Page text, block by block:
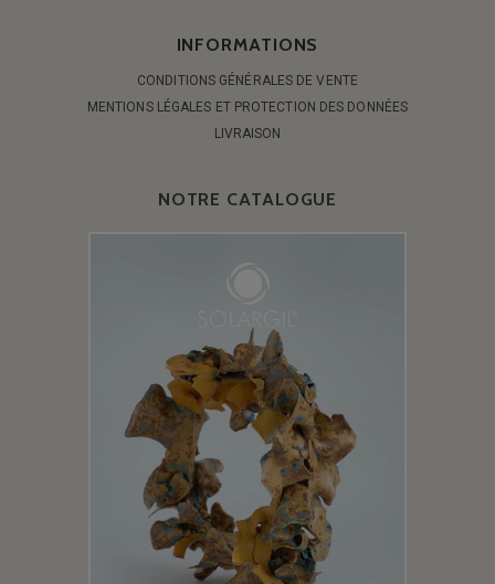
INFORMATIONS
CONDITIONS GÉNÉRALES DE VENTE
MENTIONS LÉGALES ET PROTECTION DES DONNÉES
LIVRAISON
NOTRE CATALOGUE